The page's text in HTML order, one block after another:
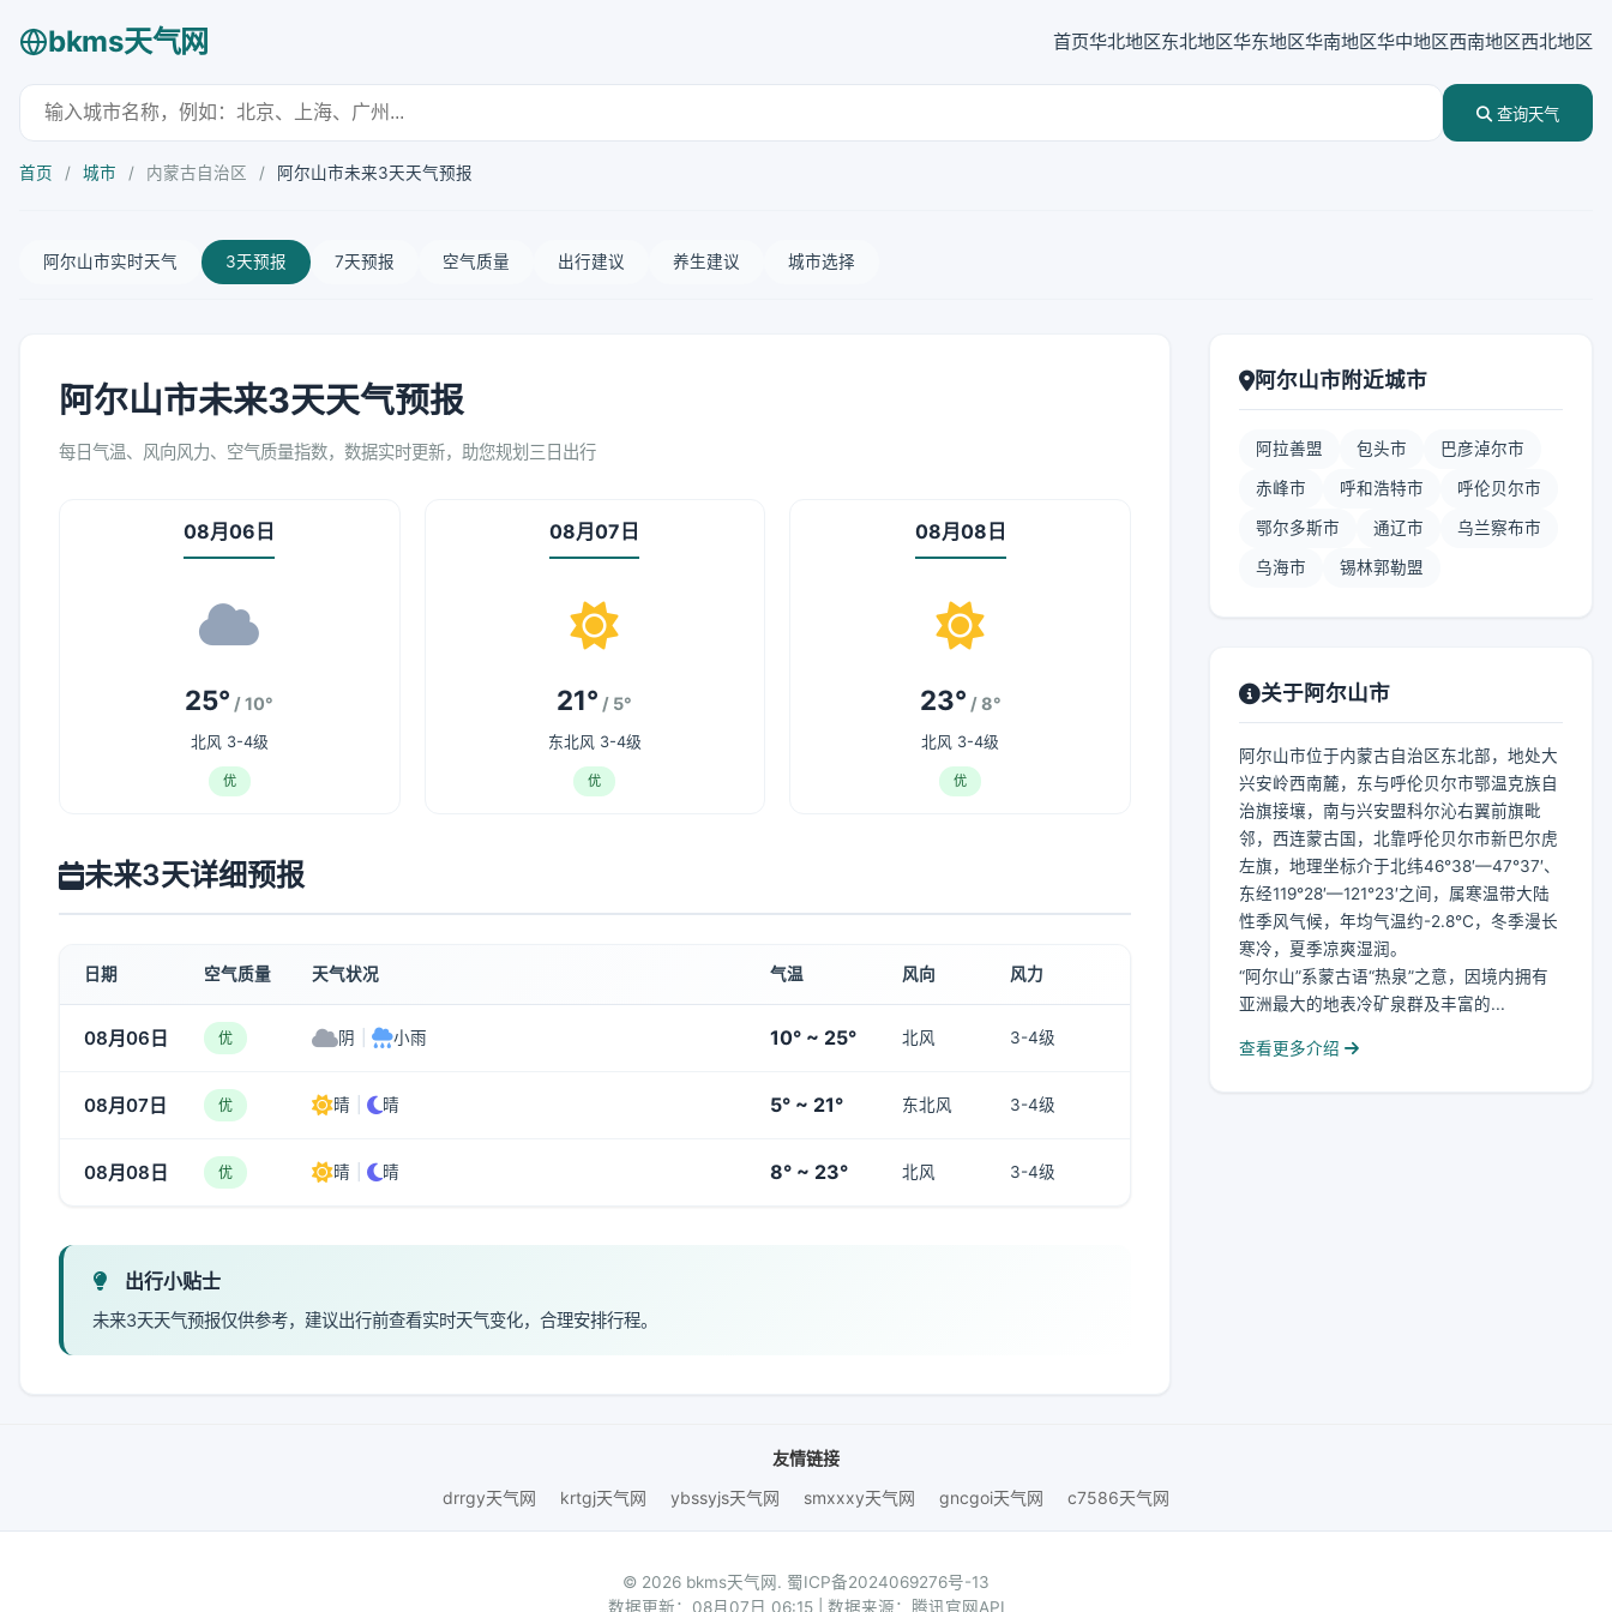
bkms天气网 首页华北地区东北地区华东地区华南地区华中地区西南地区西北地区
查询天气
首页 / 城市 / 内蒙古自治区 / 阿尔山市未来3天天气预报
阿尔山市实时天气 3天预报 7天预报 空气质量 出行建议 养生建议 城市选择
阿尔山市未来3天天气预报
每日气温、风向风力、空气质量指数，数据实时更新，助您规划三日出行
08月06日
25° / 10°
北风 3-4级
优
08月07日
21° / 5°
东北风 3-4级
优
08月08日
23° / 8°
北风 3-4级
优
未来3天详细预报
日期 空气质量 天气状况 气温 风向 风力
08月06日 优 阴 小雨 10° ~ 25° 北风 3-4级
08月07日 优 晴 晴 5° ~ 21° 东北风 3-4级
08月08日 优 晴 晴 8° ~ 23° 北风 3-4级
出行小贴士
未来3天天气预报仅供参考，建议出行前查看实时天气变化，合理安排行程。
阿尔山市附近城市
阿拉善盟 包头市 巴彦淖尔市
赤峰市 呼和浩特市 呼伦贝尔市
鄂尔多斯市 通辽市 乌兰察布市
乌海市 锡林郭勒盟
关于阿尔山市
阿尔山市位于内蒙古自治区东北部，地处大
兴安岭西南麓，东与呼伦贝尔市鄂温克族自
治旗接壤，南与兴安盟科尔沁右翼前旗毗
邻，西连蒙古国，北靠呼伦贝尔市新巴尔虎
左旗，地理坐标介于北纬46°38′—47°37′、
东经119°28′—121°23′之间，属寒温带大陆
性季风气候，年均气温约-2.8℃，冬季漫长
寒冷，夏季凉爽湿润。
“阿尔山”系蒙古语“热泉”之意，因境内拥有
亚洲最大的地表冷矿泉群及丰富的...
查看更多介绍
友情链接
drrgy天气网
krtgj天气网 ybssyjs天气网 smxxxy天气网 gncgoi天气网 c7586天气网
© 2026 bkms天气网. 蜀ICP备2024069276号-13
数据更新：08月07日 06:15 | 数据来源：腾讯官网API